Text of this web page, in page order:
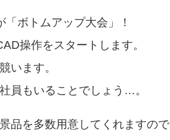
ボトムアップ大会」！
操作をスタートします。
います。
員もいることでしょう…。
品を多数用意してくれますので